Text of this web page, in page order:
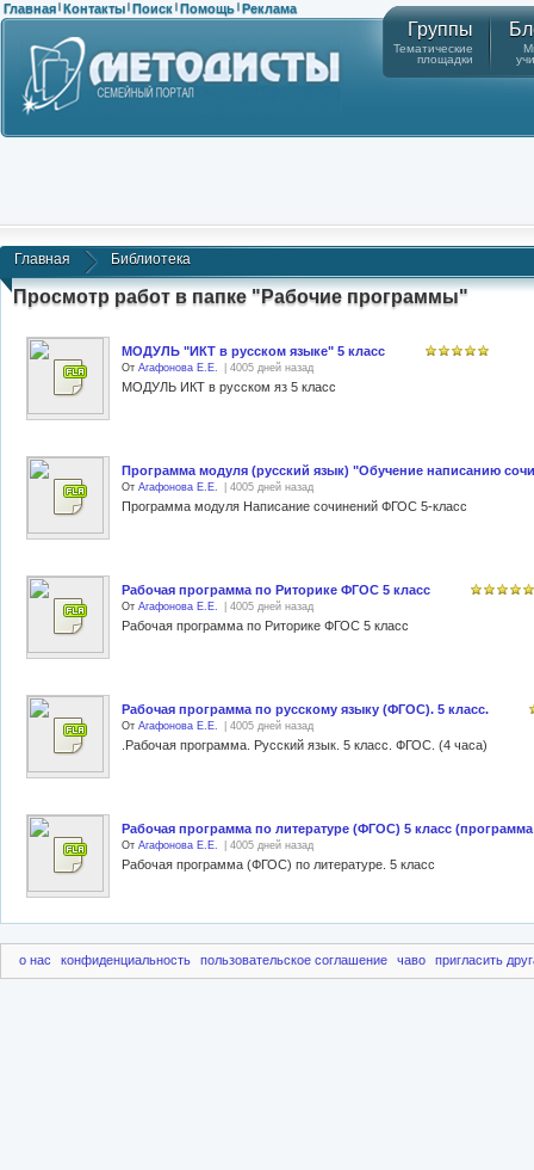
Главная | Контакты | Поиск | Помощь | Реклама
Группы
Тематические
площадки
Главная Библиотека
Просмотр работ в папке "Рабочие программы"
МОДУЛЬ "ИКТ в русском языке" 5 класс
От Агафонова Е.Е. | 4005 дней назад
МОДУЛЬ ИКТ в русском яз 5 класс
Программа модуля (русский язык) "Обучение написанию
От Агафонова Е.Е. | 4005 дней назад
Программа модуля Написание сочинений ФГОС 5-класс
Рабочая программа по Риторике ФГОС 5 класс
От Агафонова Е.Е. | 4005 дней назад
Рабочая программа по Риторике ФГОС 5 класс
Рабочая программа по русскому языку (ФГОС). 5 класс.
От Агафонова Е.Е. | 4005 дней назад
.Рабочая программа. Русский язык. 5 класс. ФГОС. (4 часа)
Рабочая программа по литературе (ФГОС) 5 класс
От Агафонова Е.Е. | 4005 дней назад
Рабочая программа (ФГОС) по литературе. 5 класс
о нас конфиденциальность пользовательское соглашение чаво пригласить